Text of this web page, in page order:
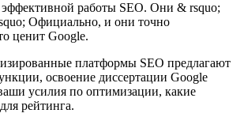
эффективной работы SEO. Они & rsquo;
Официально, и они точно
ценит Google.
платформы SEO предлагают
освоение диссертации Google
усилия по оптимизации, какие
рейтинга.